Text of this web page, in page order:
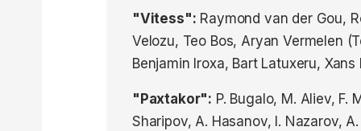
"Vitess": Raymond van der Gou,
Velozu, Teo Bos, Aryan Vermelen
Benjamin Iroxa, Bart Latuxeru,
"Paxtakor": P. Bugalo, M. Aliev, F.
Sharipov, A. Hasanov, I. Nazarov,